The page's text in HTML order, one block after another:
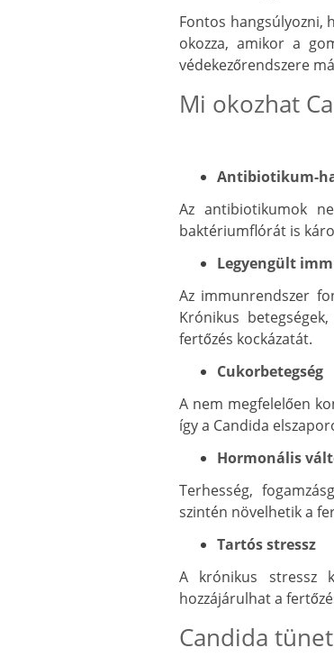
Fontos hangsúlyozni,
okozza, amikor a
védekezőrendszere
Mi okozhat
Antibiotikum-
Az antibiotikumok
baktériumflórát is
Legyengült
Az immunrendszer
Krónikus
fertőzés kockázatát.
Cukorbetegség
A nem megfelelően
így a Candida
Hormonális
Terhesség,
szintén növelhetik a
Tartós stressz
A krónikus stressz
hozzájárulhat a
Candida